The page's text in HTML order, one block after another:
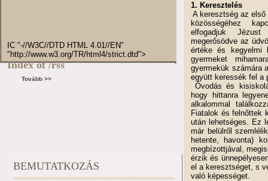
IC "-//W3C//DTD HTML 4.01//EN"
"http://www.w3.org/TR/html4/strict.dtd">
Index of /rss
Tovább >>
1. Keresztelés
A keresztség az
közösségéhez
elfogadjuk
megerősödve az
értéke és kegyelmi
gyermeket
gyermekük számára
együtt keressék fel a
Óvodás és
hogy hittanra
alkalommal
Fiatalok és felnőttek
után lehetséges. Ez
már belülről
hetente, havonta)
megbízottjával,
érzik és
el a keresztséget, s
való képességet.
BEMUTATKOZÁS